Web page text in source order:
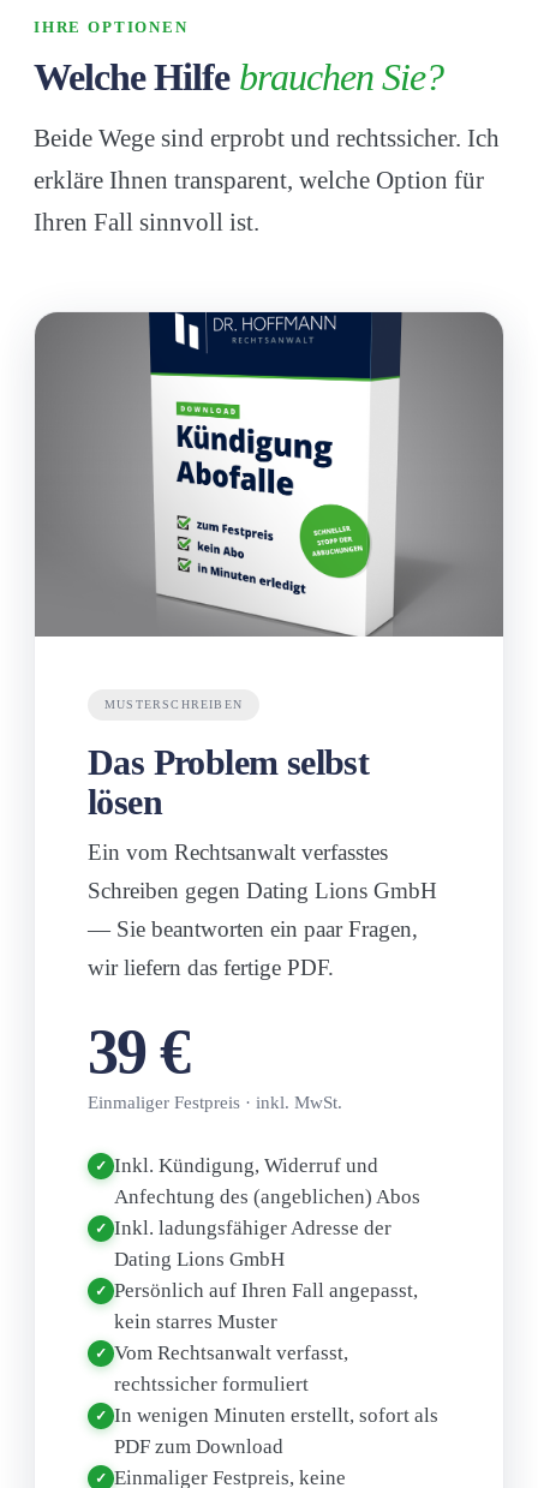
IHRE OPTIONEN
Welche Hilfe brauchen Sie?
Beide Wege sind erprobt und rechtssicher. Ich
erkläre Ihnen transparent, welche Option für
Ihren Fall sinnvoll ist.
MUSTERSCHREIBEN
Das Problem selbst
lösen
Ein vom Rechtsanwalt verfasstes
Schreiben gegen Dating Lions GmbH
— Sie beantworten ein paar Fragen,
wir liefern das fertige PDF.
39 €
Einmaliger Festpreis · inkl. MwSt.
✓ Inkl. Kündigung, Widerruf und
Anfechtung des (angeblichen) Abos
✓ Inkl. ladungsfähiger Adresse der
Dating Lions GmbH
✓ Persönlich auf Ihren Fall angepasst,
kein starres Muster
✓ Vom Rechtsanwalt verfasst,
rechtssicher formuliert
✓ In wenigen Minuten erstellt, sofort als
PDF zum Download
✓ Einmaliger Festpreis, keine